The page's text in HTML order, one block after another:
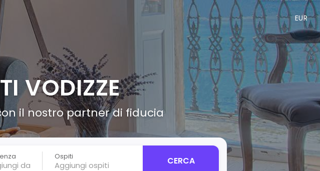
EUR
VODIZZE
il nostro partner di fiducia
Ospiti
Aggiungi ospiti CERCA